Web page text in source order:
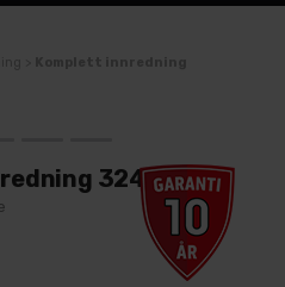
324cm